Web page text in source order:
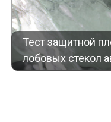
Тест защитной
лобовых стекол